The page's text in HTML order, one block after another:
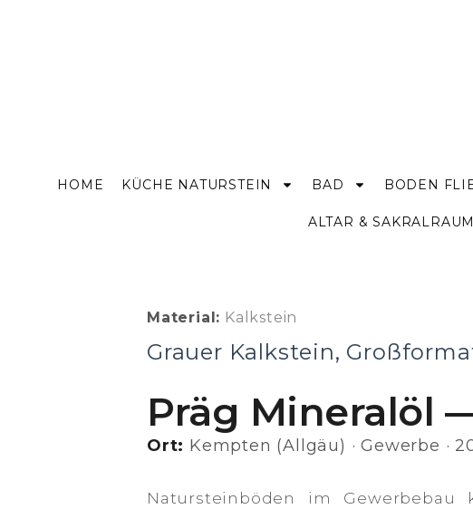
HOME KÜCHE NATURSTEIN BAD BODEN
ALTAR & SAKRALRAUM
Material: Kalkstein
Grauer Kalkstein,
Präg Mineralöl
Ort: Kempten (Allgäu) · Gewerbe ·
Natursteinböden im Gewerbebau